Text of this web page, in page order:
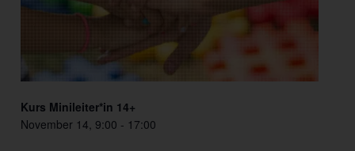
Kurs Minileiter*in 14+
November 14, 9:00 - 17:00